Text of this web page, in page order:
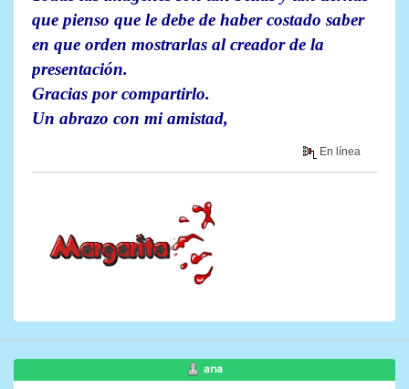
que pienso que le debe de haber costado saber
en que orden mostrarlas al creador de la
presentación.
Gracias por compartirlo.
Un abrazo con mi amistad,
En línea
ana